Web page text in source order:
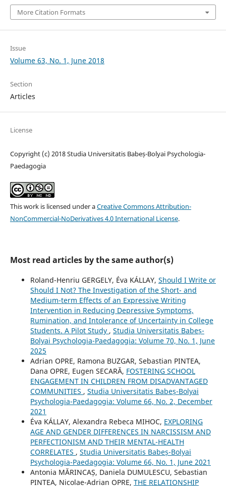
More Citation Formats
Issue
Volume 63, No. 1, June 2018
Section
Articles
License
Copyright (c) 2018 Studia Universitatis Babeș-Bolyai Psychologia-
Paedagogia
This work is licensed under aCreative Commons Attribution-
NonCommercial-NoDerivatives 4.0 International License.
Most read articles by the same author(s)
Roland-Henriu GERGELY, Éva KÁLLAY, Should I Write or
Should I Not? The Investigation of the Short- and
Medium-term Effects of an Expressive Writing
Intervention in Reducing Depressive Symptoms,
Rumination, and Intolerance of Uncertainty in College
Students. A Pilot Study , Studia Universitatis Babeș-
Bolyai Psychologia-Paedagogia: Volume 70, No. 1, June
2025
Adrian OPRE, Ramona BUZGAR, Sebastian PINTEA,
Dana OPRE, Eugen SECARĂ, FOSTERING SCHOOL
ENGAGEMENT IN CHILDREN FROM DISADVANTAGED
COMMUNITIES , Studia Universitatis Babeș-Bolyai
Psychologia-Paedagogia: Volume 66, No. 2, December
2021
Éva KÁLLAY, Alexandra Rebeca MIHOC, EXPLORING
AGE AND GENDER DIFFERENCES IN NARCISSISM AND
PERFECTIONISM AND THEIR MENTAL-HEALTH
CORRELATES , Studia Universitatis Babeș-Bolyai
Psychologia-Paedagogia: Volume 66, No. 1, June 2021
Antonia MĂRINCAȘ, Daniela DUMULESCU, Sebastian
PINTEA, Nicolae-Adrian OPRE, THE RELATIONSHIP